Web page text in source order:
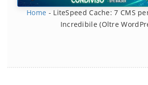
Home - LiteSpeed Cache: 7 CMS
Incredibile (Oltre